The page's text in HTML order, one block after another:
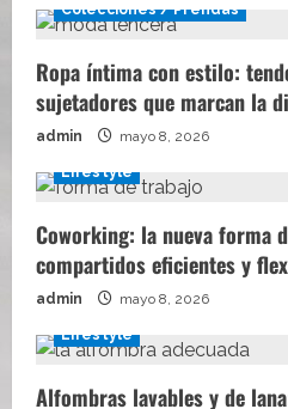
Colecciones / Prendas
Ropa íntima con estilo:
sujetadores que marcan la
admin mayo 8, 2026
Lifestyle
Coworking: la nueva forma
compartidos eficientes y
admin mayo 8, 2026
Lifestyle
Alfombras lavables y de